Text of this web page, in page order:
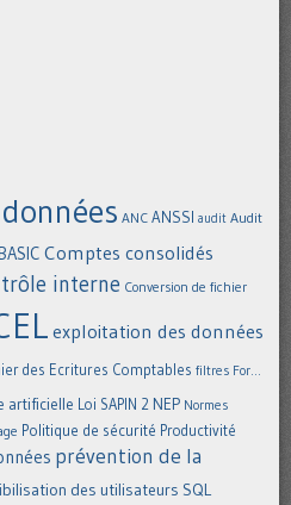
ANC ANSSI audit Audit
Comptes consolidés
interne Conversion de fichier
exploitation des données
des Ecritures Comptables filtres For...
artificielle Loi SAPIN 2 NEP Normes
Politique de sécurité Productivité
prévention de la
des utilisateurs SQL